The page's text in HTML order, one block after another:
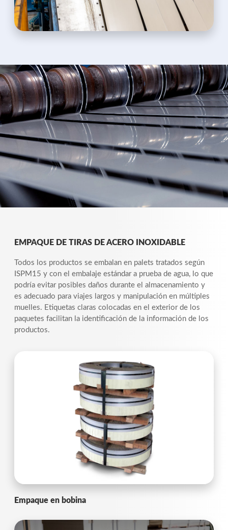
EMPAQUE DE TIRAS DE ACERO INOXIDABLE
Todos los productos se embalan en palets tratados según
ISPM15 y con el embalaje estándar a prueba de agua, lo que
podría evitar posibles daños durante el almacenamiento y
es adecuado para viajes largos y manipulación en múltiples
muelles. Etiquetas claras colocadas en el exterior de los
paquetes facilitan la identificación de la información de los
productos.
Empaque en bobina